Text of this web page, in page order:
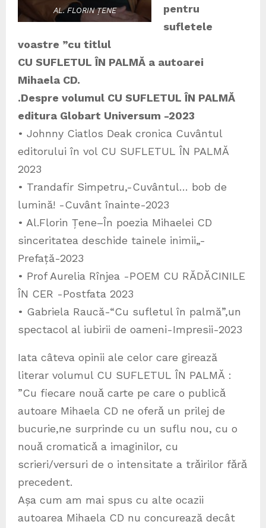
AL. FLORIN ȚENE
pentru
sufletele
voastre ”cu titlul
CU SUFLETUL ÎN PALMĂ a autoarei
Mihaela CD.
.Despre volumul CU SUFLETUL ÎN PALMĂ
editura Globart Universum -2023
• Johnny Ciatlos Deak cronica Cuvântul
editorului în vol CU SUFLETUL ÎN PALMĂ
2023
• Trandafir Simpetru,-Cuvântul… bob de
lumină! -Cuvânt înainte-2023
• Al.Florin Țene–În poezia Mihaelei CD
sinceritatea deschide tainele inimii„-
Prefață-2023
• Prof Aurelia Rînjea -POEM CU RĂDĂCINILE
ÎN CER -Postfata 2023
• Gabriela Raucă-“Cu sufletul în palmă”,un
spectacol al iubirii de oameni-Impresii-2023
Iata câteva opinii ale celor care girează
literar volumul CU SUFLETUL ÎN PALMĂ :
”Cu fiecare nouǎ carte pe care o publicǎ
autoare Mihaela CD ne oferǎ un prilej de
bucurie,ne surprinde cu un suflu nou, cu o
nouǎ cromaticǎ a imaginilor, cu
scrieri/versuri de o intensitate a trǎirilor fǎrǎ
precedent.
Așa cum am mai spus cu alte ocazii
autoarea Mihaela CD nu concurează decât